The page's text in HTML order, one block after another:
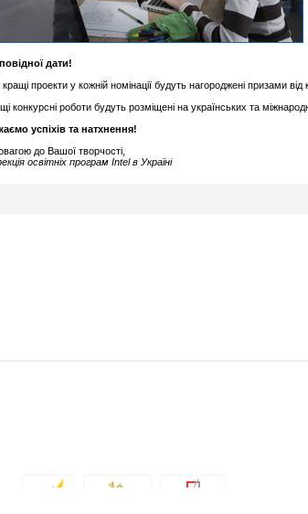
дати!
проекти у кожній номінації будуть нагороджені призами від
конкурсні роботи будуть розміщені на українських та
успіхів та натхнення!
до Вашої творчості,
освітніх програм Intel в Україні